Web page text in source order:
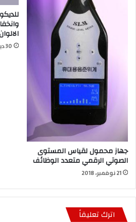
جهاز محمول لقياس المستوى
الصوتي الرقمي متعدد الوظائف
21 نوفمبر، 2018
30 ديسمبر، 2019
اترك تعليقاً